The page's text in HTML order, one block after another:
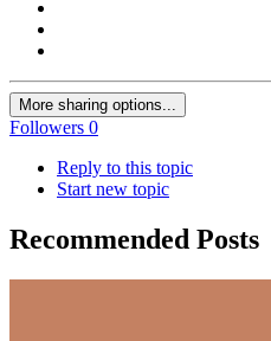
More sharing options...
Followers 0
Reply to this topic
Start new topic
Recommended Posts